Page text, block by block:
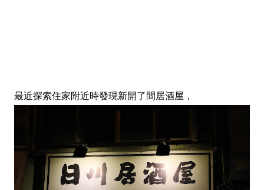
最近探索住家附近時發現新開了間居酒屋，